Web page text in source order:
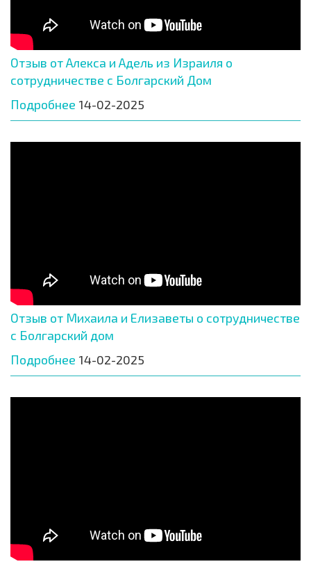
Отзыв от Алекса и Адель из Израиля о
сотрудничестве с Болгарский Дом
Подробнее 14-02-2025
Отзыв от Михаила и Елизаветы о сотрудничестве
с Болгарский дом
Подробнее 14-02-2025